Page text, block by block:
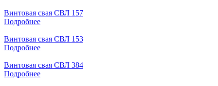
Винтовая свая СВЛ 157
Подробнее
Винтовая свая СВЛ 153
Подробнее
Винтовая свая СВЛ 384
Подробнее